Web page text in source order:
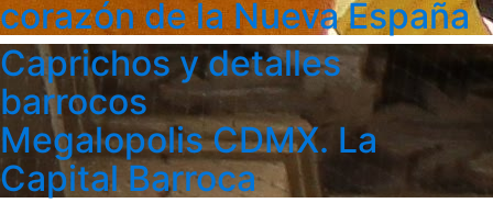
corazón de la Nueva España
Caprichos y detalles
barrocos
Megalopolis CDMX. La
Capital Barroca